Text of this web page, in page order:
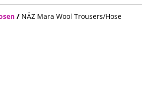
/ NÄZ Mara Wool Trousers/Hose